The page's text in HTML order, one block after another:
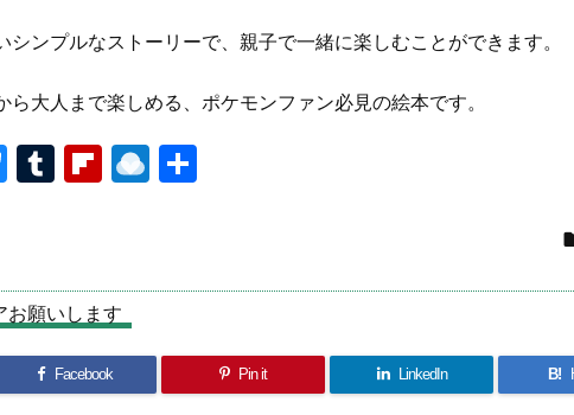
シンプルなストーリーで、親子で一緒に楽しむことができます。
ら大人まで楽しめる、ポケモンファン必見の絵本です。
Bl
k
y
T
r
Fl
ar
d
R
p.
io
お願いします
Facebook Pin it LinkedIn B!